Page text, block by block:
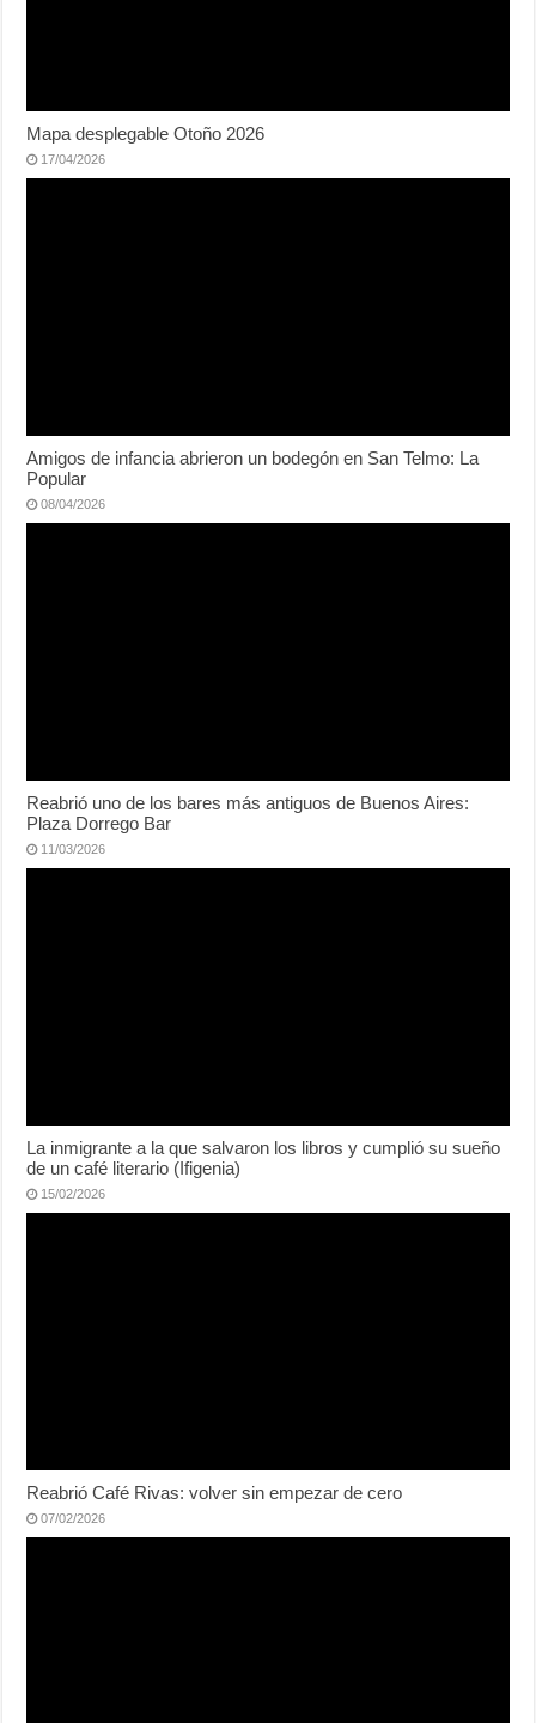
Mapa desplegable Otoño 2026
17/04/2026
Amigos de infancia abrieron un bodegón en San Telmo: La
Popular
08/04/2026
Reabrió uno de los bares más antiguos de Buenos Aires:
Plaza Dorrego Bar
11/03/2026
La inmigrante a la que salvaron los libros y cumplió su sueño
de un café literario (Ifigenia)
15/02/2026
Reabrió Café Rivas: volver sin empezar de cero
07/02/2026